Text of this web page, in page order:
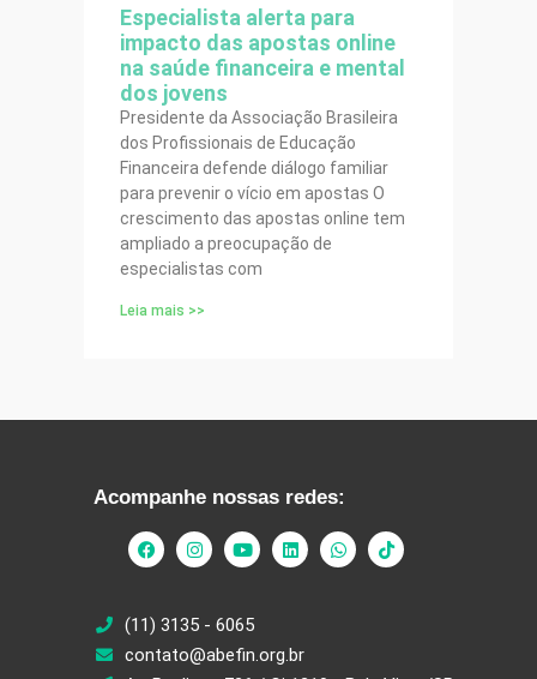
Especialista alerta para
impacto das apostas online
na saúde financeira e mental
dos jovens
Presidente da Associação Brasileira
dos Profissionais de Educação
Financeira defende diálogo familiar
para prevenir o vício em apostas O
crescimento das apostas online tem
ampliado a preocupação de
especialistas com
Leia mais >>
Acompanhe nossas redes:
(11) 3135 - 6065
contato@abefin.org.br